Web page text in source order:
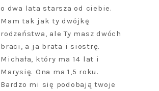
o dwa lata starsza od ciebie.
Mam tak jak ty dwójkę
rodzeństwa, ale Ty masz dwóch
braci, a ja brata i siostrę.
Michała, który ma 14 lat i
Marysię. Ona ma 1,5 roku.
Bardzo mi się podobają twoje